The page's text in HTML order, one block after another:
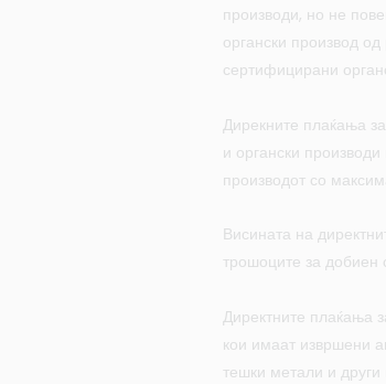
производи, но не
органски производ
сертифицирани
Дирекните плаќања
и органски
производот со
Висината на
трошоците за добиен
Директните плаќања
кои имаат извршени
тешки метали и